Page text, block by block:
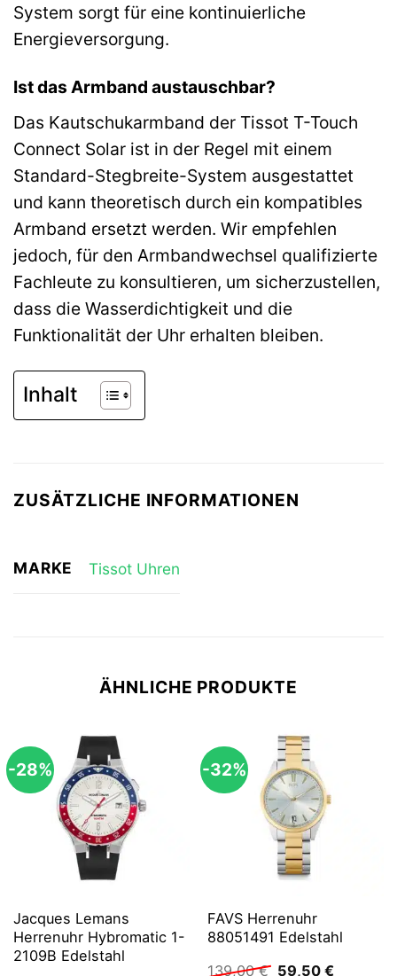
System sorgt für eine kontinuierliche
Energieversorgung.
Ist das Armband austauschbar?
Das Kautschukarmband der Tissot T-Touch
Connect Solar ist in der Regel mit einem
Standard-Stegbreite-System ausgestattet
und kann theoretisch durch ein kompatibles
Armband ersetzt werden. Wir empfehlen
jedoch, für den Armbandwechsel qualifizierte
Fachleute zu konsultieren, um sicherzustellen,
dass die Wasserdichtigkeit und die
Funktionalität der Uhr erhalten bleiben.
Inhalt
ZUSÄTZLICHE INFORMATIONEN
MARKE Tissot Uhren
ÄHNLICHE PRODUKTE
-28%
Jacques Lemans
Herrenuhr Hybromatic 1-
2109B Edelstahl
-32%
FAVS Herrenuhr
88051491 Edelstahl
139,00€ Ursprünglicher
59,50 €Aktueller